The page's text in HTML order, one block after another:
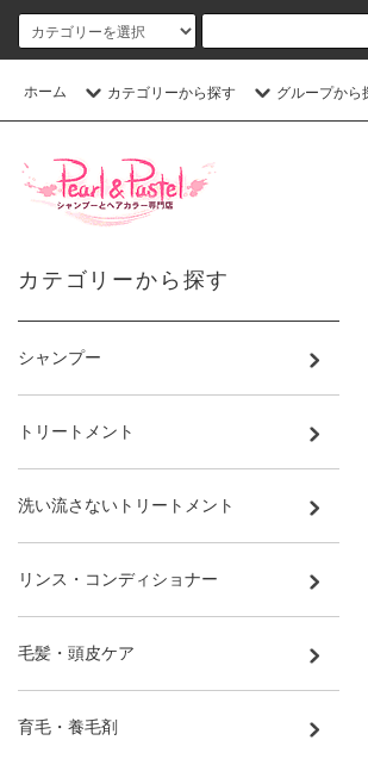
ホーム カテゴリーから探す グループから
カテゴリーから探す
シャンプー
トリートメント
洗い流さないトリートメント
リンス・コンディショナー
毛髪・頭皮ケア
育毛・養毛剤